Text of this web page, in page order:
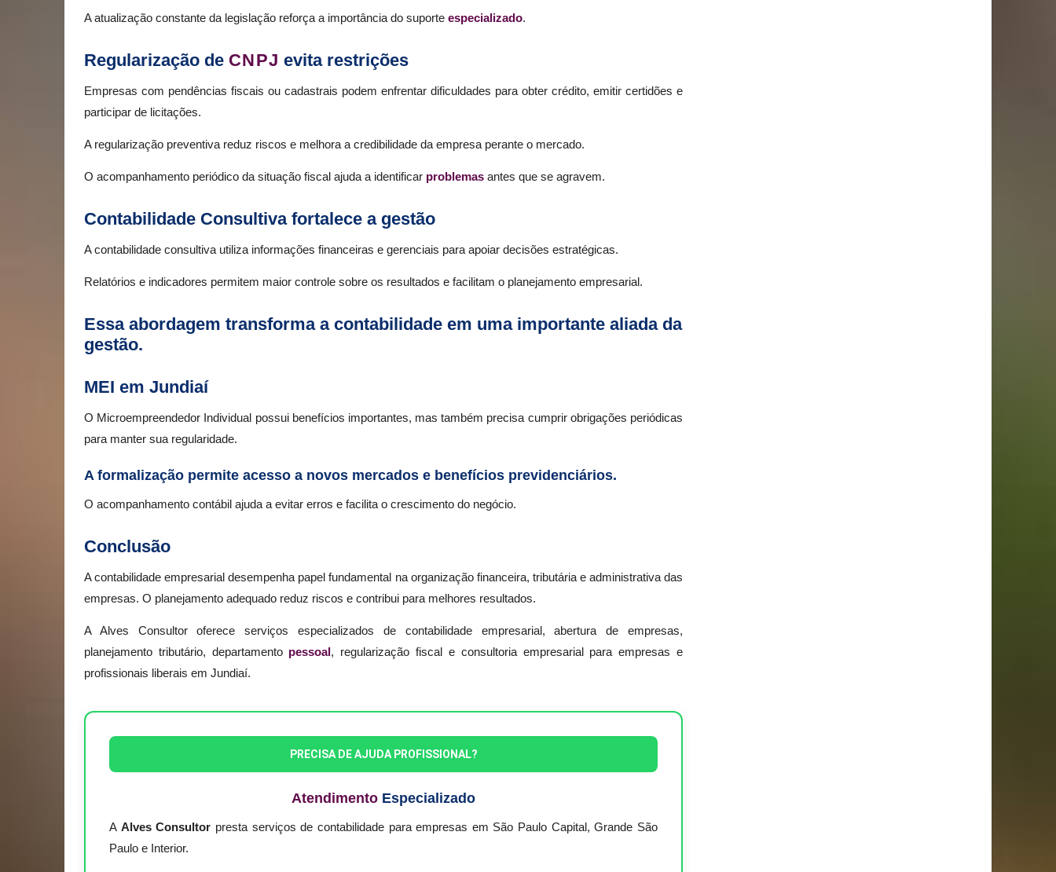
A atualização constante da legislação reforça a importância do suporte especializado.
Regularização de CNPJ evita restrições
Empresas com pendências fiscais ou cadastrais podem enfrentar dificuldades para obter crédito, emitir certidões e
participar de licitações.
A regularização preventiva reduz riscos e melhora a credibilidade da empresa perante o mercado.
O acompanhamento periódico da situação fiscal ajuda a identificar problemas antes que se agravem.
Contabilidade Consultiva fortalece a gestão
A contabilidade consultiva utiliza informações financeiras e gerenciais para apoiar decisões estratégicas.
Relatórios e indicadores permitem maior controle sobre os resultados e facilitam o planejamento empresarial.
Essa abordagem transforma a contabilidade em uma importante aliada da
gestão.
MEI em Jundiaí
O Microempreendedor Individual possui benefícios importantes, mas também precisa cumprir obrigações periódicas
para manter sua regularidade.
A formalização permite acesso a novos mercados e benefícios previdenciários.
O acompanhamento contábil ajuda a evitar erros e facilita o crescimento do negócio.
Conclusão
A contabilidade empresarial desempenha papel fundamental na organização financeira, tributária e administrativa das
empresas. O planejamento adequado reduz riscos e contribui para melhores resultados.
A Alves Consultor oferece serviços especializados de contabilidade empresarial, abertura de empresas,
planejamento tributário, departamento pessoal , regularização fiscal e consultoria empresarial para empresas e
profissionais liberais em Jundiaí.
PRECISA DE AJUDA PROFISSIONAL?
Atendimento Especializado
A Alves Consultor presta serviços de contabilidade para empresas em São Paulo Capital, Grande São
Paulo e Interior.